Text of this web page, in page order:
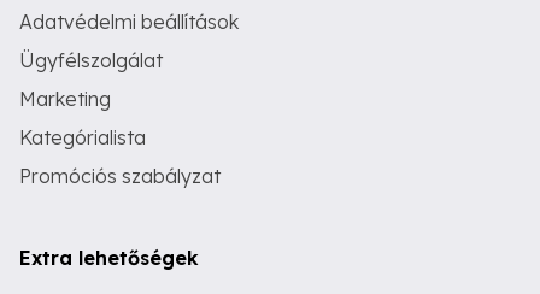
Adatvédelmi beállítások
Ügyfélszolgálat
Marketing
Kategórialista
Promóciós szabályzat
Extra lehetőségek